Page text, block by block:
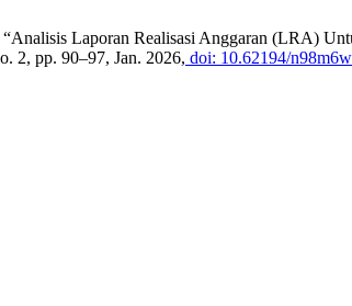
Laporan Realisasi Anggaran (LRA)
2, pp. 90–97, Jan. 2026, doi: 10.62194/